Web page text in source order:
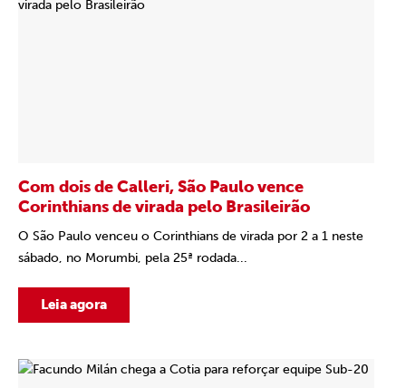
Com dois de Calleri, São Paulo vence
Corinthians de virada pelo Brasileirão
O São Paulo venceu o Corinthians de virada por 2 a 1 neste
sábado, no Morumbi, pela 25ª rodada...
Leia agora